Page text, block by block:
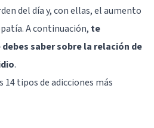
del día y, con ellas, el aumento
A continuación, te
saber sobre la relación de
.
14 tipos de adicciones más